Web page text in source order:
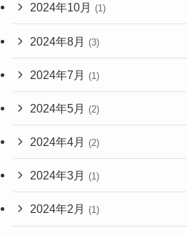
2024年10月 (1)
2024年8月 (3)
2024年7月 (1)
2024年5月 (2)
2024年4月 (2)
2024年3月 (1)
2024年2月 (1)